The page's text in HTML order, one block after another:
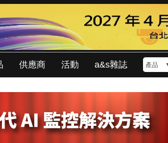
供應商 活動 a&s雜誌